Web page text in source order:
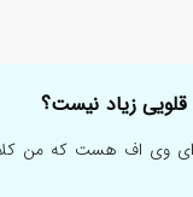
زیاد نیست؟
۱۲ انتقالم با روش ای وی اف